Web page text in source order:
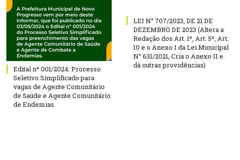
Edital nº 001/2024: Processo
Seletivo Simplificado para
vagas de Agente Comunitário
de Saúde e Agente Comunitário
de Endemias
LEI N° 707/2023, DE 21 DE
DEZEMBRO DE 2023 (Altera a
Redação dos Art. 1º, Art. 5º, Art.
10 e o Anexo I da Lei Municipal
N° 631/2021, Cria o Anexo II e
dá outras providências)